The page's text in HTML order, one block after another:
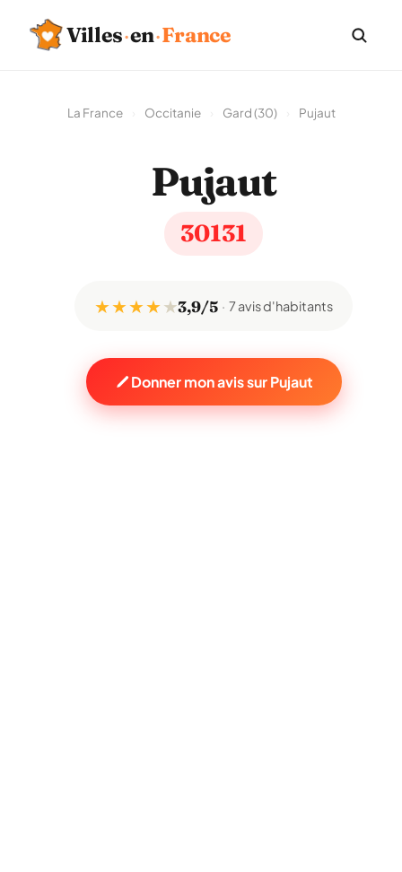
Villes·en·France
La France Occitanie Gard (30) Pujaut
Pujaut
30131
★ ★ ★ ★★3,9/5 7 avis d'habitants
Donner mon avis sur Pujaut